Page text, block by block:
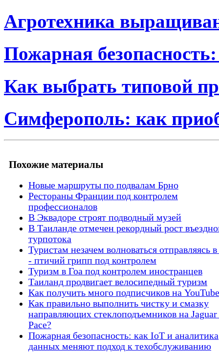
Агротехника
Пожарная
Как выбрать типовой
Симферополь: как
Похожие материалы
Новые маршруты по подвалам Брно
Рестораны Франции под контролем
профессионалов
В Эквадоре строят подводный музей
В Таиланде отмечен рекордный рост
турпотока
Туристам незачем волноваться отправляясь
- птичий грипп под контролем
Туризм в Гоа под контролем иностранцев
Таиланд продвигает велосипедный туризм
Как получить много подписчиков на YouTube
Как правильно выполнить чистку и смазку
направляющих стеклоподъемников на
Pace?
Пожарная безопасность: как IoT и аналитика
данных меняют подход к техобслуживанию